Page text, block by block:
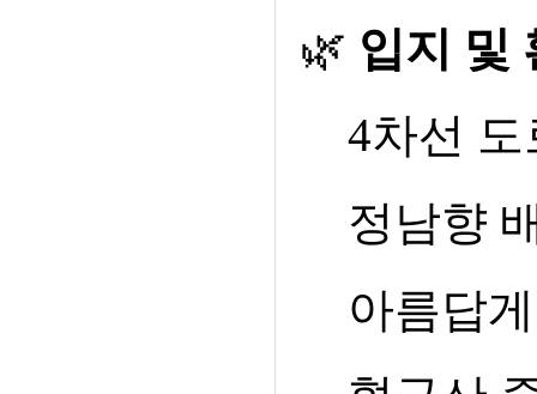
🌿 입지 및
4차선
정남향
아름답